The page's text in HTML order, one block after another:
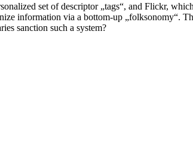
set of descriptor „tags“, and Flickr,
information via a bottom-up „folksonomy“.
sanction such a system?